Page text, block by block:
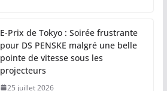
E-Prix de Tokyo : Soirée frustrante
pour DS PENSKE malgré une belle
pointe de vitesse sous les
projecteurs
25 juillet 2026